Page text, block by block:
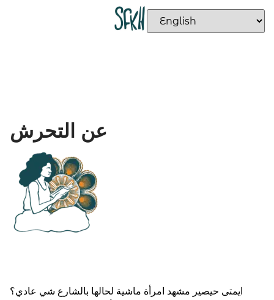
عن التحرش
ايمتى حيصير مشهد امرأة ماشية لحالها بالشارع شي عادي؟